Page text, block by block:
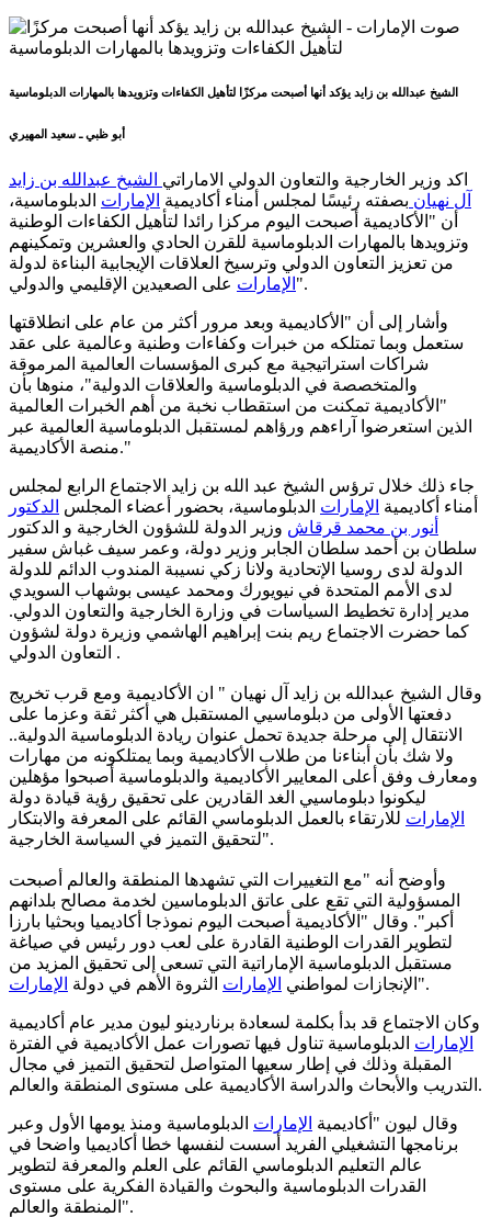
الشيخ عبدالله بن زايد يؤكد أنها أصبحت مركزًا لتأهيل الكفاءات وتزويدها بالمهارات الدبلوماسية
أبو ظبي ـ سعيد المهيري
اكد وزير الخارجية والتعاون الدولي الاماراتي الشيخ عبدالله بن زايد
آل نهيان بصفته رئيسًا لمجلس أمناء أكاديمية الإمارات الدبلوماسية،
أن "الأكاديمية أصبحت اليوم مركزا رائدا لتأهيل الكفاءات الوطنية
وتزويدها بالمهارات الدبلوماسية للقرن الحادي والعشرين وتمكينهم
من تعزيز التعاون الدولي وترسيخ العلاقات الإيجابية البناءة لدولة
الإمارات على الصعيدين الإقليمي والدولي".
وأشار إلى أن "الأكاديمية وبعد مرور أكثر من عام على انطلاقتها
ستعمل وبما تمتلكه من خبرات وكفاءات وطنية وعالمية على عقد
شراكات استراتيجية مع كبرى المؤسسات العالمية المرموقة
والمتخصصة في الدبلوماسية والعلاقات الدولية"، منوها بأن
"الأكاديمية تمكنت من استقطاب نخبة من أهم الخبرات العالمية
الذين استعرضوا آراءهم ورؤاهم لمستقبل الدبلوماسية العالمية عبر
منصة الأكاديمية."
جاء ذلك خلال ترؤس الشيخ عبد الله بن زايد الاجتماع الرابع لمجلس
أمناء أكاديمية الإمارات الدبلوماسية، بحضور أعضاء المجلس الدكتور
أنور بن محمد قرقاش وزير الدولة للشؤون الخارجية و الدكتور
سلطان بن أحمد سلطان الجابر وزير دولة، وعمر سيف غباش سفير
الدولة لدى روسيا الإتحادية ولانا زكي نسيبة المندوب الدائم للدولة
لدى الأمم المتحدة في نيويورك ومحمد عيسى بوشهاب السويدي
مدير إدارة تخطيط السياسات في وزارة الخارجية والتعاون الدولي.
كما حضرت الاجتماع ريم بنت إبراهيم الهاشمي وزيرة دولة لشؤون
التعاون الدولي .
وقال الشيخ عبدالله بن زايد آل نهيان " ان الأكاديمية ومع قرب تخريج
دفعتها الأولى من دبلوماسيي المستقبل هي أكثر ثقة وعزما على
الانتقال إلى مرحلة جديدة تحمل عنوان ريادة الدبلوماسية الدولية..
ولا شك بأن أبناءنا من طلاب الأكاديمية وبما يمتلكونه من مهارات
ومعارف وفق أعلى المعايير الأكاديمية والدبلوماسية أصبحوا مؤهلين
ليكونوا دبلوماسيي الغد القادرين على تحقيق رؤية قيادة دولة
الإمارات للارتقاء بالعمل الدبلوماسي القائم على المعرفة والابتكار
لتحقيق التميز في السياسة الخارجية".
وأوضح أنه "مع التغييرات التي تشهدها المنطقة والعالم أصبحت
المسؤولية التي تقع على عاتق الدبلوماسين لخدمة مصالح بلدانهم
أكبر". وقال "الأكاديمية أصبحت اليوم نموذجا أكاديميا وبحثيا بارزا
لتطوير القدرات الوطنية القادرة على لعب دور رئيس في صياغة
مستقبل الدبلوماسية الإماراتية التي تسعى إلى تحقيق المزيد من
الإنجازات لمواطني الإمارات الثروة الأهم في دولة الإمارات ".
وكان الاجتماع قد بدأ بكلمة لسعادة برناردينو ليون مدير عام أكاديمية
الإمارات الدبلوماسية تناول فيها تصورات عمل الأكاديمية في الفترة
المقبلة وذلك في إطار سعيها المتواصل لتحقيق التميز في مجال
التدريب والأبحاث والدراسة الأكاديمية على مستوى المنطقة والعالم.
وقال ليون "أكاديمية الإمارات الدبلوماسية ومنذ يومها الأول وعبر
برنامجها التشغيلي الفريد أسست لنفسها خطا أكاديميا واضحا في
عالم التعليم الدبلوماسي القائم على العلم والمعرفة لتطوير
القدرات الدبلوماسية والبحوث والقيادة الفكرية على مستوى
المنطقة والعالم".